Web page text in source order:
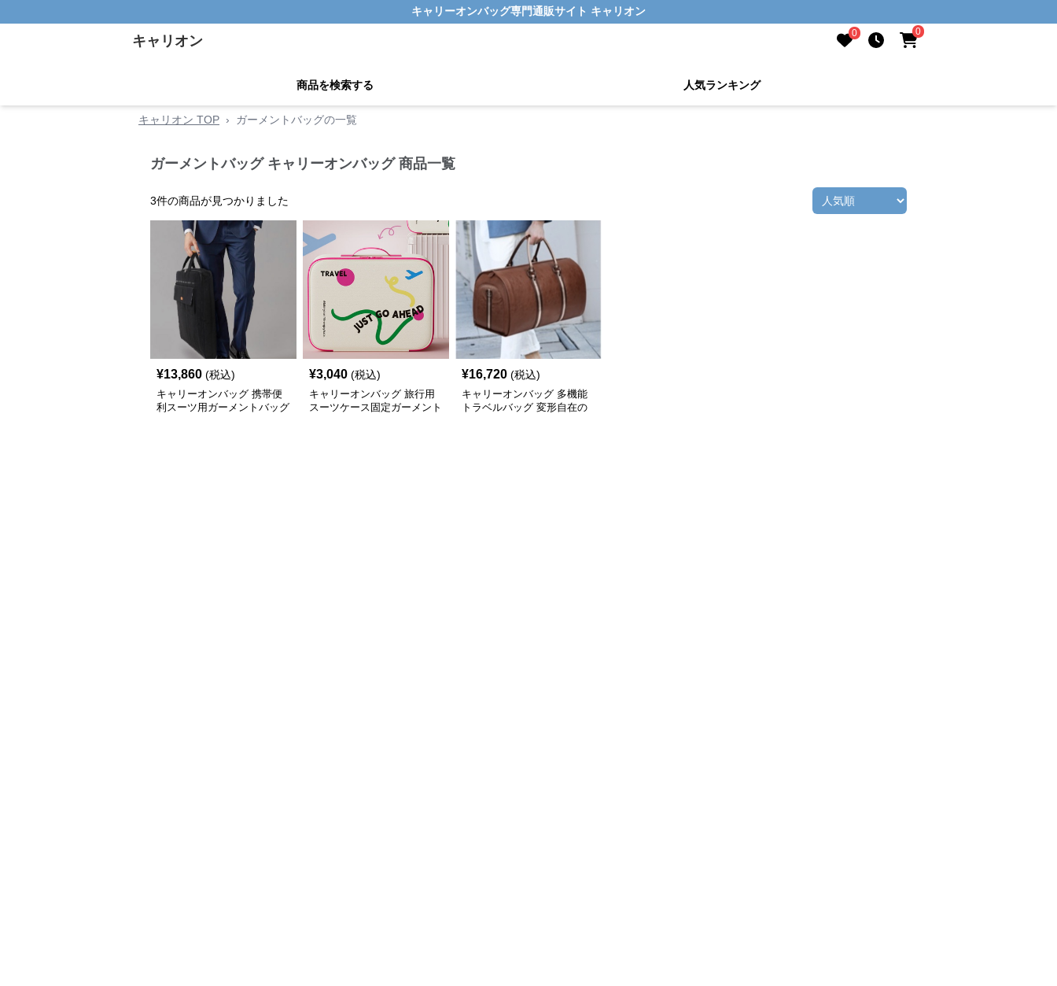
キャリーオンバッグ専門通販サイト キャリオン
キャリオン 0 0
商品を検索する 人気ランキング
キャリオン TOP › ガーメントバッグの一覧
ガーメントバッグ キャリーオンバッグ 商品一覧
3件の商品が見つかりました
¥13,860 (税込)
キャリーオンバッグ 携帯便
利スーツ用ガーメントバッグ
¥3,040 (税込)
キャリーオンバッグ 旅行用
スーツケース固定ガーメント
¥16,720 (税込)
キャリーオンバッグ 多機能
トラベルバッグ 変形自在の